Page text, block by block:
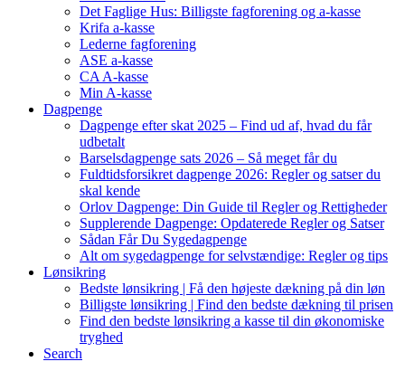
Det Faglige Hus: Billigste fagforening og a-kasse
Krifa a-kasse
Lederne fagforening
ASE a-kasse
CA A-kasse
Min A-kasse
Dagpenge
Dagpenge efter skat 2025 – Find ud af, hvad du får
udbetalt
Barselsdagpenge sats 2026 – Så meget får du
Fuldtidsforsikret dagpenge 2026: Regler og satser du
skal kende
Orlov Dagpenge: Din Guide til Regler og Rettigheder
Supplerende Dagpenge: Opdaterede Regler og Satser
Sådan Får Du Sygedagpenge
Alt om sygedagpenge for selvstændige: Regler og tips
Lønsikring
Bedste lønsikring | Få den højeste dækning på din løn
Billigste lønsikring | Find den bedste dækning til prisen
Find den bedste lønsikring a kasse til din økonomiske
tryghed
Search